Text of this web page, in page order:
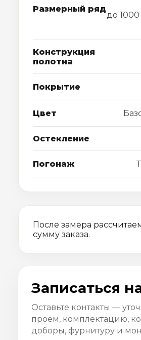
Размерный ряд
до
Конструкция
полотна
Покрытие
Цвет
Остекление
Погонаж
После замера
сумму заказа.
Записаться
Оставьте контакты —
проём, комплектацию,
доборы, фурнитуру и